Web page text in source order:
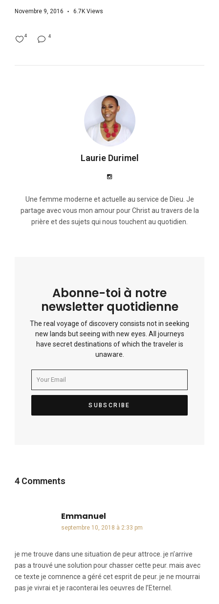
Novembre 9, 2016 6.7K Views
4
4
Laurie Durimel
Une femme moderne et actuelle au service de Dieu. Je
partage avec vous mon amour pour Christ au travers de la
prière et des sujets qui nous touchent au quotidien.
Abonne-toi à notre
newsletter quotidienne
The real voyage of discovery consists not in seeking
new lands but seeing with new eyes. All journeys
have secret destinations of which the traveler is
unaware.
4 Comments
Emmanuel
septembre 10, 2018 à 2:33 pm
je me trouve dans une situation de peur attroce. je n’arrive
pas a trouvé une solution pour chasser cette peur. mais avec
ce texte je comnence a géré cet esprit de peur. je ne mourrai
pas je vivrai et je raconterai les oeuvres de l’Eternel.